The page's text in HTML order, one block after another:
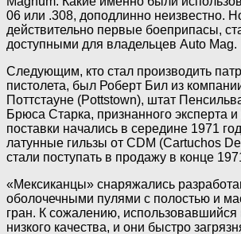
06 или .308, доподлинно неизвестно.
действительно первые боеприпасы,
доступными для владельцев Auto Mag.
Следующим, кто стал производить
пистолета, был Роберт Бил из
Поттстауне (Pottstown), штат
Брюса Старка, признанного эксперта и
поставки начались в середине 1971
латунные гильзы от CDM (Cartuchos
стали поступать в продажу в конце
«Мексиканцы» снаряжались
оболочечными пулями с полостью и
гран. К сожалению,
низкого качества, и они быстро